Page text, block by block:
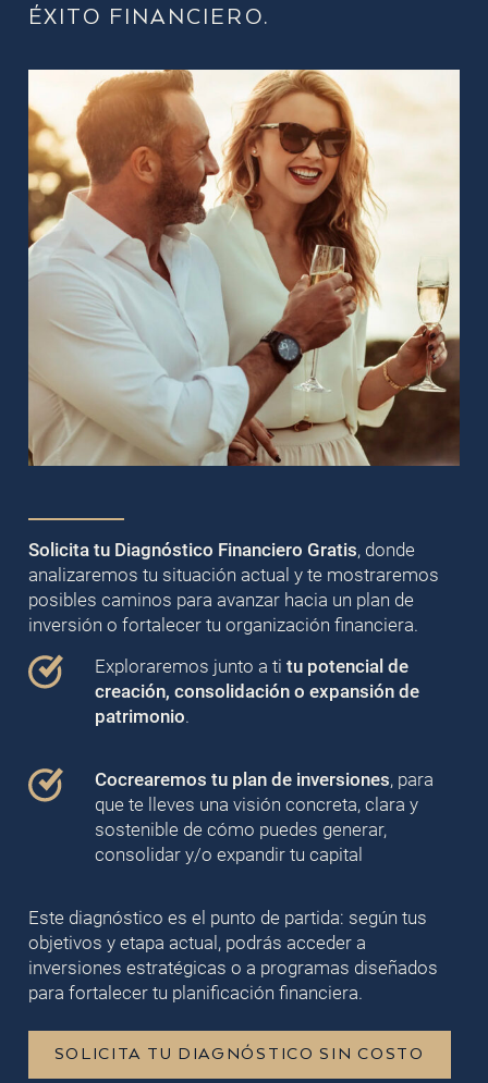
ÉXITO FINANCIERO.
Solicita tu Diagnóstico Financiero Gratis, donde
analizaremos tu situación actual y te mostraremos
posibles caminos para avanzar hacia un plan de
inversión o fortalecer tu organización financiera.
Exploraremos junto a ti tu potencial de
creación, consolidación o expansión de
patrimonio.
Cocrearemos tu plan de inversiones, para
que te lleves una visión concreta, clara y
sostenible de cómo puedes generar,
consolidar y/o expandir tu capital
Este diagnóstico es el punto de partida: según tus
objetivos y etapa actual, podrás acceder a
inversiones estratégicas o a programas diseñados
para fortalecer tu planificación financiera.
SOLICITA TU DIAGNÓSTICO SIN COSTO